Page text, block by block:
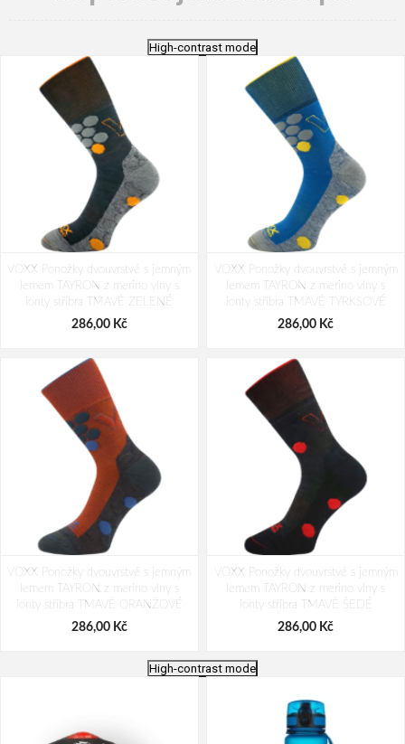
High-contrast mode
VOXX Ponožky dvouvrstvé s jemným
lemem TAYRON z merino vlny s
ionty stříbra TMAVĚ ZELENÉ
286,00 Kč
VOXX Ponožky dvouvrstvé s jemným
lemem TAYRON z merino vlny s
ionty stříbra TMAVĚ TYRKSOVÉ
286,00 Kč
VOXX Ponožky dvouvrstvé s jemným
lemem TAYRON z merino vlny s
ionty stříbra TMAVĚ ORANŽOVÉ
286,00 Kč
VOXX Ponožky dvouvrstvé s jemným
lemem TAYRON z merino vlny s
ionty stříbra TMAVĚ ŠEDÉ
286,00 Kč
High-contrast mode